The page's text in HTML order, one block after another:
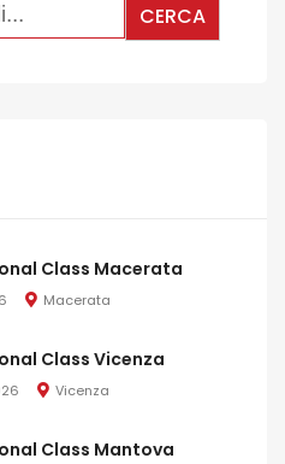
Class Macerata
Macerata
Class Vicenza
Vicenza
Class Mantova